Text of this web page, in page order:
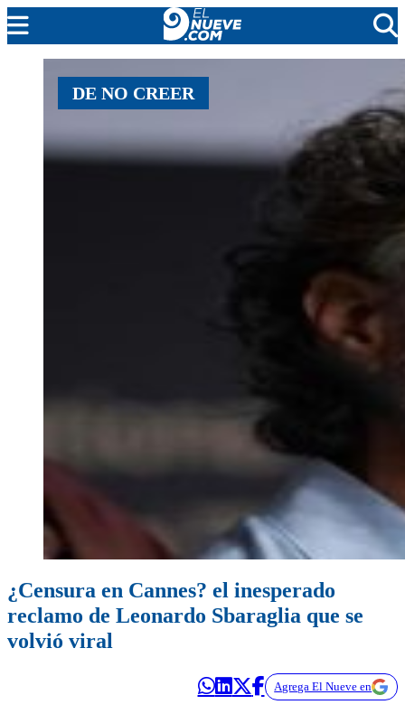
MENDOZA
CADA DÍA
NOTICIERO 9
DE NO CREER
¿Censura en Cannes? el inesperado
reclamo de Leonardo Sbaraglia que se
volvió viral
Agrega El Nueve en